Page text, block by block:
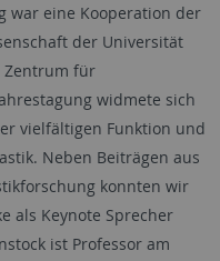
war eine Kooperation der
der Universität
Zentrum für
widmete sich
vielfältigen Funktion und
Neben Beiträgen aus
konnten wir
als Keynote Sprecher
ist Professor am